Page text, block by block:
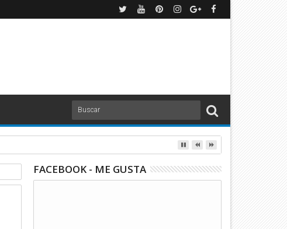
FACEBOOK - ME GUSTA